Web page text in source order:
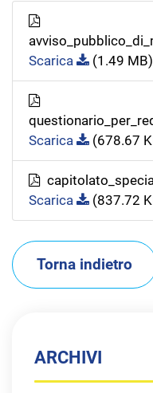
Scarica
(1.49 MB)
Scarica
(678.67
Scarica
(837.72
Torna indietro
ARCHIVI